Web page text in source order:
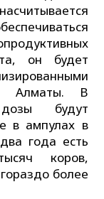
он будет
Алматы. В
будут
в ампулах в
года есть
коров,
более